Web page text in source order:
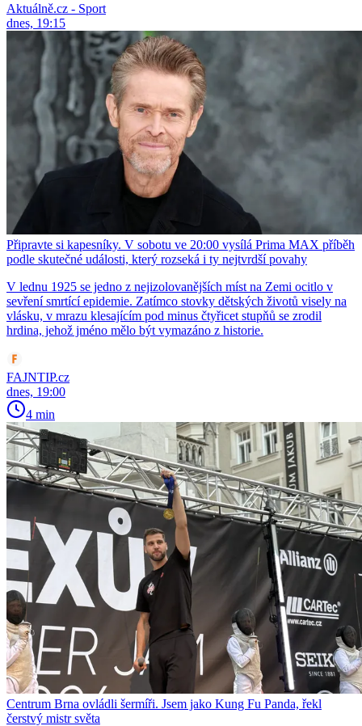
Aktuálně.cz - Sport
dnes, 19:15
Připravte si kapesníky. V sobotu ve 20:00 vysílá Prima MAX příběh
podle skutečné události, který rozseká i ty nejtvrdší povahy
V lednu 1925 se jedno z nejizolovanějších míst na Zemi ocitlo v
sevření smrtící epidemie. Zatímco stovky dětských životů visely na
vlásku, v mrazu klesajícím pod minus čtyřicet stupňů se zrodil
hrdina, jehož jméno mělo být vymazáno z historie.
FAJNTIP.cz
dnes, 19:00
4 min
Centrum Brna ovládli šermíři. Jsem jako Kung Fu Panda, řekl
čerstvý mistr světa